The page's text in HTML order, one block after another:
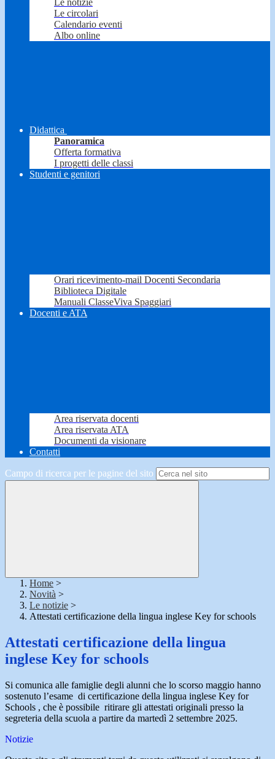
Le notizie
Le circolari
Calendario eventi
Albo online
Didattica
Panoramica
Offerta formativa
I progetti delle classi
Studenti e genitori
Orari ricevimento-mail Docenti Secondaria
Biblioteca Digitale
Manuali ClasseViva Spaggiari
Docenti e ATA
Area riservata docenti
Area riservata ATA
Documenti da visionare
Contatti
Campo di ricerca per le pagine del sito
Home >
Novità >
Le notizie >
Attestati certificazione della lingua inglese Key for schools
Attestati certificazione della lingua
inglese Key for schools
Si comunica alle famiglie degli alunni che lo scorso maggio hanno
sostenuto l’esame di certificazione della lingua inglese Key for
Schools , che è possibile ritirare gli attestati originali presso la
segreteria della scuola a partire da martedì 2 settembre 2025.
Notizie